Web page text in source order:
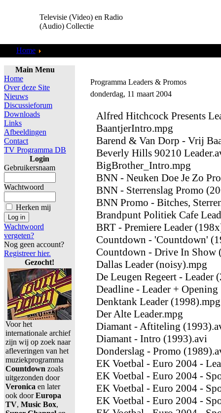
Televisie (Video) en Radio
(Audio) Collectie
Home
Main Menu
Home
Over deze Site
Nieuws
Discussieforum
Downloads
Links
Afbeeldingen
Contact
TV Programma DB
Login
Gebruikersnaam
Wachtwoord
Herken mij
Wachtwoord
vergeten?
Nog geen account?
Registreer hier.
Gezocht!
Voor het
internationale archief
zijn wij op zoek naar
afleveringen van het
muziekprogramma
Countdown zoals
uitgezonden door
Veronica en later
ook doorEuropa
TV, Music Box,
Programma Leaders & Promos
donderdag, 11 maart 2004
Alfred Hitchcock Presents
BaantjerIntro.mpg
Barend & Van Dorp - Vrij
Beverly Hills 90210
BigBrother_Intro.mpg
BNN - Neuken Doe Je Zo
BNN - Sterrenslag Promo
BNN Promo - Bitches,
Brandpunt Politiek Cafe
BRT - Premiere Leader
Countdown - 'Countdown'
Countdown - Drive In Show
Dallas Leader (noisy).mpg
De Leugen Regeert - Leader
Deadline - Leader +
Denktank Leader (1998).mpg
Der Alte Leader.mpg
Diamant - Aftiteling
Diamant - Intro (1993).avi
Donderslag - Promo
EK Voetbal - Euro 2004 -
EK Voetbal - Euro 2004 -
EK Voetbal - Euro 2004 -
EK Voetbal - Euro 2004 -